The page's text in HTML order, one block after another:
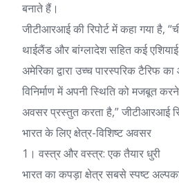
बनाते हैं।
जीटीआरआई की रिपोर्ट में कहा गया है,
थाईलैंड और बांग्लादेश सहित कई
अमेरिका द्वारा उच्च पारस्परिक टैरिफ
विनिर्माण में अपनी स्थिति को मजबूत
अवसर प्रस्तुत करता है,” जीटीआरआई
भारत के लिए क्षेत्र-विशिष्ट अवसर
1। वस्त्र और वस्त्र: एक तैयार धुरी
भारत का कपड़ा क्षेत्र सबसे स्पष्ट